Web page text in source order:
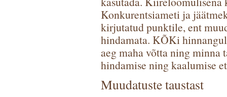
Konkurentsiameti ja
kirjutatud punktile, ent
hindamata. KÕKi
aeg maha võtta ning
hindamise ning kaalumise
Muudatuste taustast